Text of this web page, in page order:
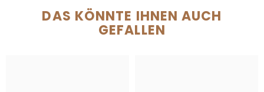
DAS KÖNNTE IHNEN AUCH
GEFALLEN